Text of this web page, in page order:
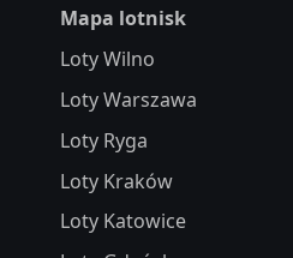
Mapa lotnisk
Loty Wilno
Loty Warszawa
Loty Ryga
Loty Kraków
Loty Katowice